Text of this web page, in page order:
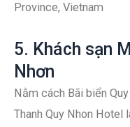
Province, Vietnam
5. Khách sạn
Nhơn
Nằm cách Bãi biển
Thanh Quy Nhon Hotel